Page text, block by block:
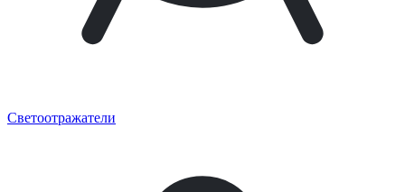
Светоотражатели